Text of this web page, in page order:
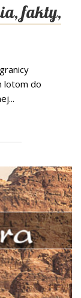
fakty,
lotom do